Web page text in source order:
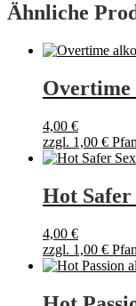
Ähnliche
4,00 €
zzgl. 1,00 €
Hot Safer
4,00 €
zzgl. 1,00 €